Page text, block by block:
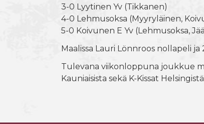
3-0 Lyytinen Yv (Tikkanen)
4-0 Lehmusoksa (Myyryläinen,
5-0 Koivunen E Yv (Lehmusoksa,
Maalissa Lauri Lönnroos nollapeli ja
Tulevana viikonloppuna joukkue
Kauniaisista sekä K-Kissat